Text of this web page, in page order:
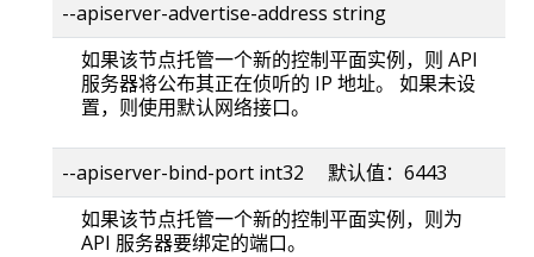
--apiserver-advertise-address string
如果该节点托管一个新的控制平面实例，则 API
服务器将公布其正在侦听的 IP 地址。 如果未设
置，则使用默认网络接口。
--apiserver-bind-port int32 默认值：6443
如果该节点托管一个新的控制平面实例，则为
API 服务器要绑定的端口。